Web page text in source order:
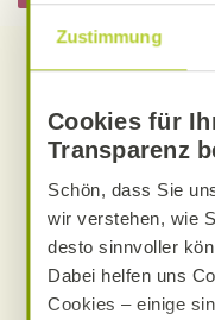
Zustimmung
Cookies für
Transparenz
Schön, dass Sie
wir verstehen, wie
desto sinnvoller
Dabei helfen uns
Cookies – einige